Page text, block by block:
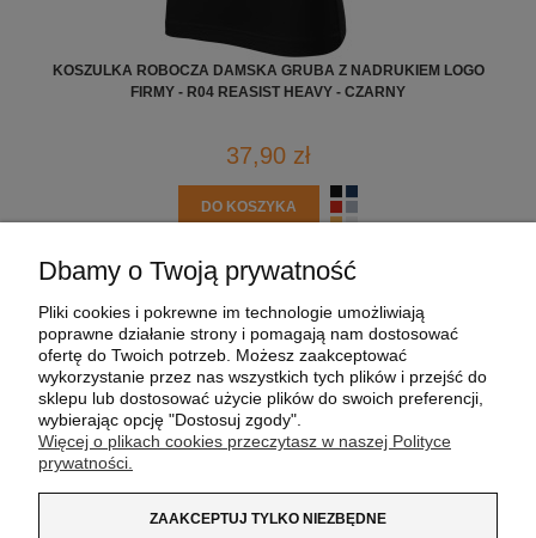
KOSZULKA ROBOCZA DAMSKA GRUBA Z NADRUKIEM LOGO
FIRMY - R04 REASIST HEAVY - CZARNY
37,90 zł
DO KOSZYKA
MOJE KONTO
PŁATNOŚCI I DOSTAWA
O NAS
Dbamy o Twoją prywatność
Pliki cookies i pokrewne im technologie umożliwiają
poprawne działanie strony i pomagają nam dostosować
ofertę do Twoich potrzeb. Możesz zaakceptować
wykorzystanie przez nas wszystkich tych plików i przejść do
sklepu lub dostosować użycie plików do swoich preferencji,
wybierając opcję "Dostosuj zgody".
Więcej o plikach cookies przeczytasz w naszej Polityce
prywatności.
ZAAKCEPTUJ TYLKO NIEZBĘDNE